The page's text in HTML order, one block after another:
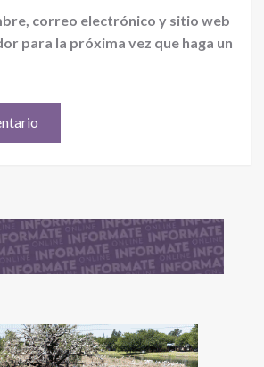
correo electrónico y sitio web
para la próxima vez que haga un